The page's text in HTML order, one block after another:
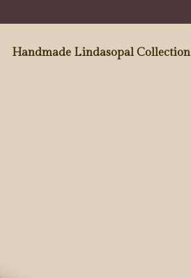
Handmade Lindasopal Collection